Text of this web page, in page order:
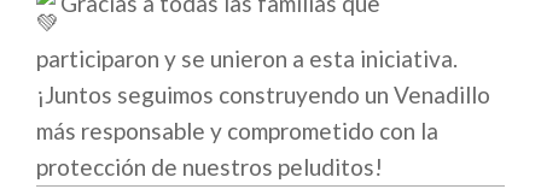
participaron y se unieron a esta iniciativa.
¡Juntos seguimos construyendo un Venadillo
más responsable y comprometido con la
protección de nuestros peluditos!